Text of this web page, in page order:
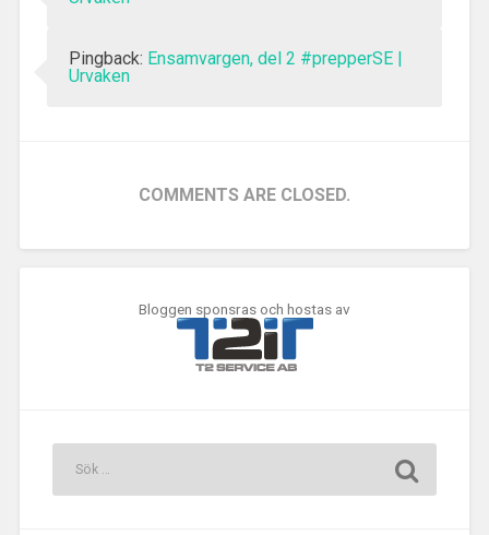
Pingback: Ensamvargen, del 2 #prepperSE |
Urvaken
COMMENTS ARE CLOSED.
Bloggen sponsras och hostas av